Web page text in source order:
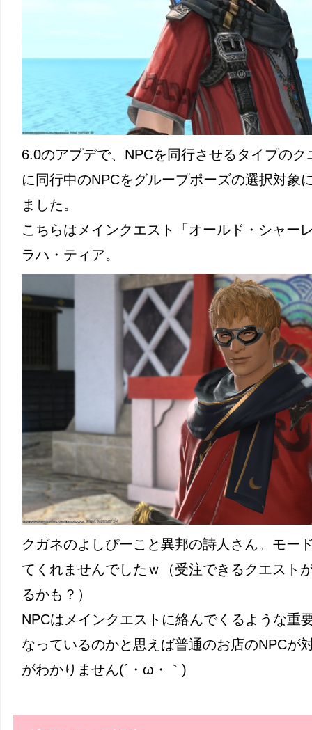
6.0のアプデで、NPCを同行させるタイプの
に同行中のNPCをグループポーズの選択対象
ました。
こちらはメインクエスト「オールド・シャー
ラハ・ティア。
クガネのよしぴーこと異邦の詩人さん。モー
てくれませんでしたｗ（受注できるクエスト
るかも？）
NPCはメインクエストに絡んでくるような重
なっているのかと思えば普通のお店のNPCが
がわかりません(´・ω・｀)